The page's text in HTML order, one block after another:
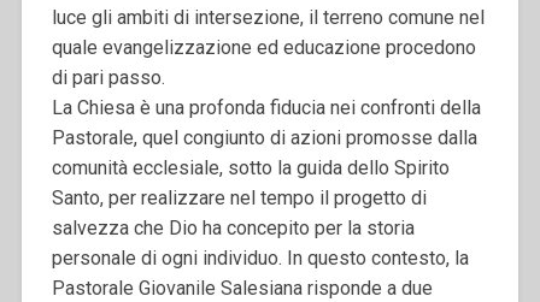
luce gli ambiti di intersezione, il terreno comune nel
quale evangelizzazione ed educazione procedono
di pari passo.
La Chiesa è una profonda fiducia nei confronti della
Pastorale, quel congiunto di azioni promosse dalla
comunità ecclesiale, sotto la guida dello Spirito
Santo, per realizzare nel tempo il progetto di
salvezza che Dio ha concepito per la storia
personale di ogni individuo. In questo contesto, la
Pastorale Giovanile Salesiana risponde a due